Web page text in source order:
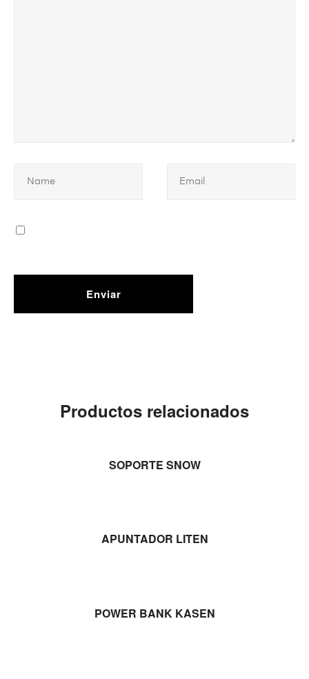
Productos relacionados
LEER MÁS
SOPORTE SNOW
LEER MÁS
APUNTADOR LITEN
LEER MÁS
POWER BANK KASEN